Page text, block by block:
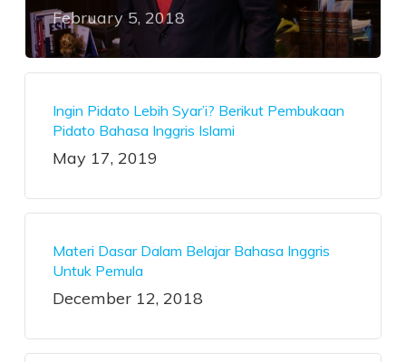
February 5, 2018
Ingin Pidato Lebih Syar’i? Berikut Pembukaan
Pidato Bahasa Inggris Islami
May 17, 2019
Materi Dasar Dalam Belajar Bahasa Inggris
Untuk Pemula
December 12, 2018